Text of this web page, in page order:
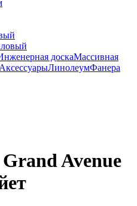
доскаМассивная
АксессуарыЛинолеумФанера
Avenue